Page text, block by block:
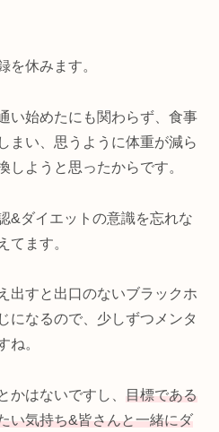
を休みます。
い始めたにも関わらず、食事
まい、思うように体重が減ら
しようと思ったからです。
&ダイエットの意識を忘れな
てます。
出すと出口のないブラックホ
になるので、少しずつメンタ
ね。
かはないですし、 目標である
い気持ち&皆さんと一緒にダ